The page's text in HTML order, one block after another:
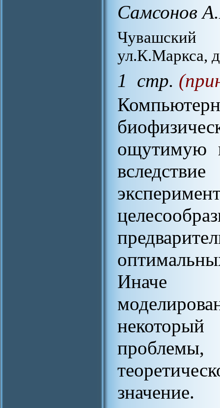
Самсонов
Чувашский
ул.К.Маркса,
1 стр.
ощутимую
Иначе
значение.